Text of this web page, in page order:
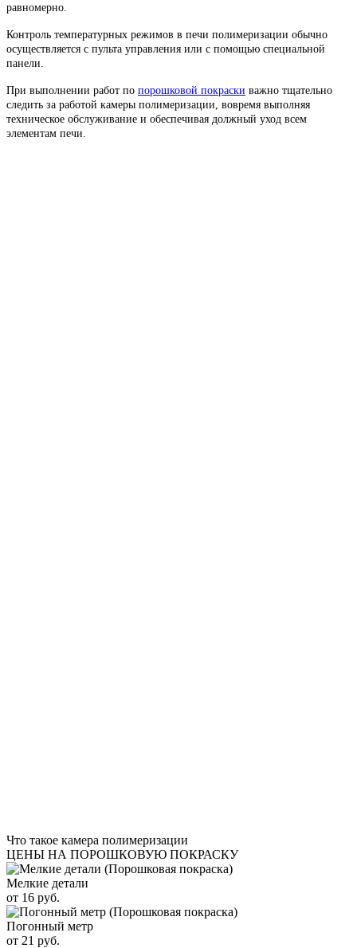
равномерно.
Контроль температурных режимов в печи полимеризации обычно
осуществляется с пульта управления или с помощью специальной
панели.
При выполнении работ по порошковой покраски важно тщательно
следить за работой камеры полимеризации, вовремя выполняя
техническое обслуживание и обеспечивая должный уход всем
элементам печи.
Что такое камера полимеризации
ЦЕНЫ НА ПОРОШКОВУЮ ПОКРАСКУ
Мелкие детали
от 16 руб.
Погонный метр
от 21 руб.